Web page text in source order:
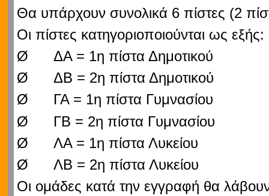
Θα υπάρχουν συνολικά 6 πίστες (2
Οι πίστες κατηγοριοποιούνται ως εξής:
Ø ΔΑ = 1η πίστα Δημοτικού
Ø ΔΒ = 2η πίστα Δημοτικού
Ø ΓΑ = 1η πίστα Γυμνασίου
Ø ΓΒ = 2η πίστα Γυμνασίου
Ø ΛΑ = 1η πίστα Λυκείου
Ø ΛΒ = 2η πίστα Λυκείου
Οι ομάδες κατά την εγγραφή θα λάβουν